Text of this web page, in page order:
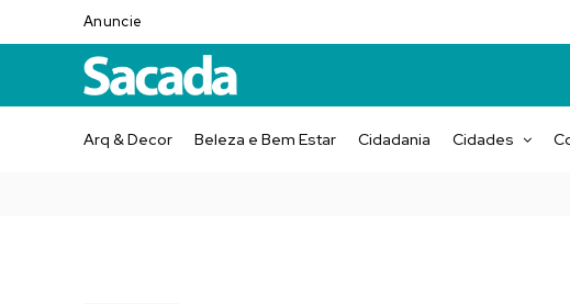
Anuncie
Arq & Decor Beleza e Bem Estar Cidadania Cidades